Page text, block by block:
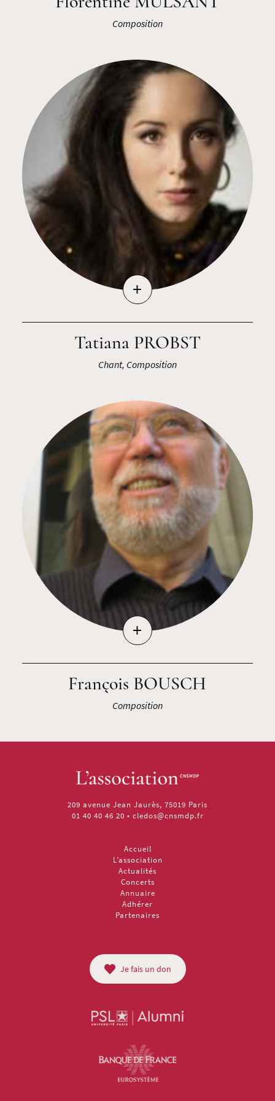
Composition
+
Tatiana PROBST
Chant, Composition
+
François BOUSCH
Composition
209 avenue Jean Jaurès, 75019 Paris
01 40 40 46 20 • cledos@cnsmdp.fr
Accueil
L’association
Actualités
Concerts
Annuaire
Adhérer
Partenaires
Je fais un don